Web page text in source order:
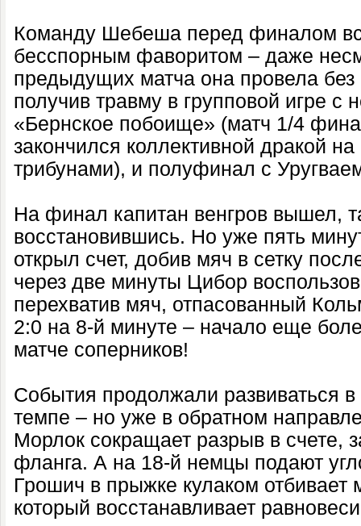
Команду Шебеша перед финалом
бесспорным фаворитом – даже
предыдущих матча она провела
получив травму в групповой игре с
«Бернское побоище» (матч 1/4
закончился коллективной дракой
трибунами), и полуфинал с
На финал капитан венгров вышел,
восстановившись. Но уже пять
открыл счет, добив мяч в сетку
через две минуты Цибор
перехватив мяч, отпасованный
2:0 на 8-й минуте – начало еще
матче соперников!
События продолжали развиваться в
темпе – но уже в обратном
Морлок сокращает разрыв в счете,
фланга. А на 18-й немцы подают
Грошич в прыжке кулаком
который восстанавливает